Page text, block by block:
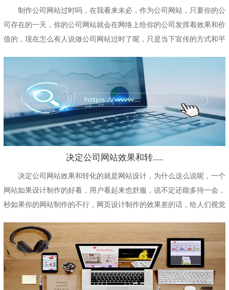
制作公司网站过时吗，在我看来未必，作为公司网站，只要你的公
司存在的一天，你的公司网站就会在网络上给你的公司发挥着效果和价
值的，现在怎么有人说做公司网站过时了呢，只是当下宣传的方式和平
决定公司网站效果和转.....
决定公司网站效果和转化的就是网站设计，为什么这么说呢，一个
网站如果设计制作的好看，用户看起来也舒服，说不定还能多待一会，
秒如果你的网站制作的不行，网页设计制作的效果差的话，给人们视觉